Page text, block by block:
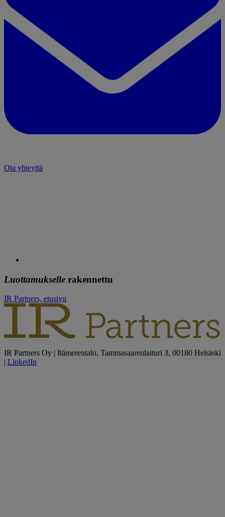
Ota yhteyttä
Luottamukselle rakennettu
IR Partners, etusivu
IR Partners Oy | Itämerentalo, Tammasaarenlaituri 3, 00180 Helsinki
| LinkedIn